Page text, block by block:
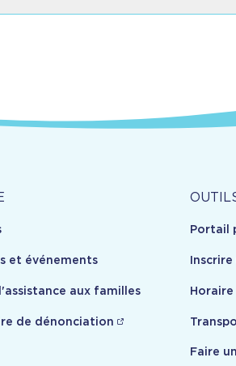
matière (2026-2027)
et événements
aux familles
de dénonciation
Portail
Faire